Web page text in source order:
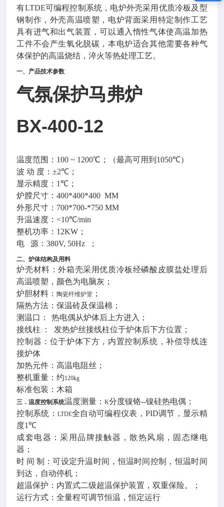
有LTDE可编程控制系统，电炉外壳采用优质冷板及型
钢制作，外壳高温喷塑，电炉背面采用特定制作工艺
具有进气和出气装置，可以通入惰性气体使高温加热
工件不会产生氧化脱碳，本电炉适合其他需要各种气
体保护的高温烧结，淬火等热处理工艺。
一、产品技术参数
气氛保护马弗炉
BX-400-12
温度范围： 100 ~ 1 200℃； （最高可用到 1050℃）
波 动 度：±2℃；
显示精度： 1 ℃；
炉膛尺寸：400*400*400 MM
外形尺寸： 700*700-*750 MM
升温速度： <10℃/min
整机功率： 12KW ；
电
源：380V, 50Hz ；
二、炉体结构及用料
炉壳材料：外箱壳采用优质冷板经磷酸皮膜盐处理后
高温喷塑，颜色为电脑灰；
炉胆材料：陶瓷纤维炉堂 ；
隔热方法：保温砖及保温棉；
测温口：
热电偶从炉体后上方进入；
接线柱: ： 发热炉丝接线柱位于炉体后下方位置；
控制器：位于炉体下方，内置控制系统，补偿导线连
接炉体
加热元件：高温电阻丝；
整机重量：约120kg
标准包装：木箱
三．温度控制系统温度测量：K分度镍铬--镍硅热电偶；
控制系统： LTDE全自动可编程仪表， PID调节，显示精
度1 ℃
成套电器：采用品牌接触器，散热风扇，固态继电
器；
时 间 制：可设定升温时间，恒温时间控制，恒温时间
到达，自动停机；
超温保护：内置式二级超温保护装置，双重保险。；
运行方式：全量程可调节恒温，恒定运行